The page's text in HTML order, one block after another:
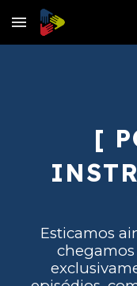
Skip to main content
[
Esticamos